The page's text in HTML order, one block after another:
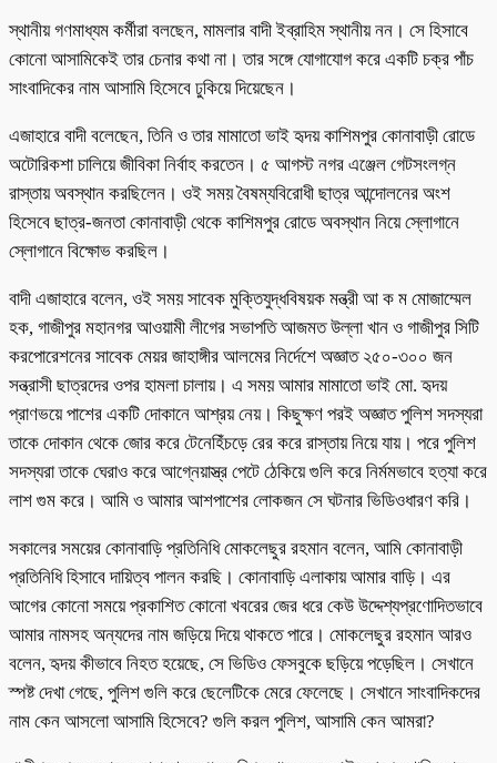
স্থানীয় গণমাধ্যম কর্মীরা বলছেন, মামলার বাদী ইব্রাহিম স্থানীয় নন। সে হিসাবে
কোনো আসামিকেই তার চেনার কথা না। তার সঙ্গে যোগাযোগ করে একটি চক্র পাঁচ
সাংবাদিকের নাম আসামি হিসেবে ঢুকিয়ে দিয়েছেন।
এজাহারে বাদী বলেছেন, তিনি ও তার মামাতো ভাই হৃদয় কাশিমপুর কোনাবাড়ী রোডে
অটোরিকশা চালিয়ে জীবিকা নির্বাহ করতেন। ৫ আগস্ট নগর এঞ্জেল গেটসংলগ্ন
রাস্তায় অবস্থান করছিলেন। ওই সময় বৈষম্যবিরোধী ছাত্র আন্দোলনের অংশ
হিসেবে ছাত্র-জনতা কোনাবাড়ী থেকে কাশিমপুর রোডে অবস্থান নিয়ে স্লোগানে
স্লোগানে বিক্ষোভ করছিল।
বাদী এজাহারে বলেন, ওই সময় সাবেক মুক্তিযুদ্ধবিষয়ক মন্ত্রী আ ক ম মোজাম্মেল
হক, গাজীপুর মহানগর আওয়ামী লীগের সভাপতি আজমত উল্লা খান ও গাজীপুর সিটি
করপোরেশনের সাবেক মেয়র জাহাঙ্গীর আলমের নির্দেশে অজ্ঞাত ২৫০-৩০০ জন
সন্ত্রাসী ছাত্রদের ওপর হামলা চালায়। এ সময় আমার মামাতো ভাই মো. হৃদয়
প্রাণভয়ে পাশের একটি দোকানে আশ্রয় নেয়। কিছুক্ষণ পরই অজ্ঞাত পুলিশ সদস্যরা
তাকে দোকান থেকে জোর করে টেনেহিঁচড়ে রের করে রাস্তায় নিয়ে যায়। পরে পুলিশ
সদস্যরা তাকে ঘেরাও করে আগ্নেয়াস্ত্র পেটে ঠেকিয়ে গুলি করে নির্মমভাবে হত্যা করে
লাশ গুম করে। আমি ও আমার আশপাশের লোকজন সে ঘটনার ভিডিওধারণ করি।
সকালের সময়ের কোনাবাড়ি প্রতিনিধি মোকলেছুর রহমান বলেন, আমি কোনাবাড়ী
প্রতিনিধি হিসাবে দায়িত্ব পালন করছি। কোনাবাড়ি এলাকায় আমার বাড়ি। এর
আগের কোনো সময়ে প্রকাশিত কোনো খবরের জের ধরে কেউ উদ্দেশ্যপ্রণোদিতভাবে
আমার নামসহ অন্যদের নাম জড়িয়ে দিয়ে থাকতে পারে। মোকলেছুর রহমান আরও
বলেন, হৃদয় কীভাবে নিহত হয়েছে, সে ভিডিও ফেসবুকে ছড়িয়ে পড়েছিল। সেখানে
স্পষ্ট দেখা গেছে, পুলিশ গুলি করে ছেলেটিকে মেরে ফেলেছে। সেখানে সাংবাদিকদের
নাম কেন আসলো আসামি হিসেবে? গুলি করল পুলিশ, আসামি কেন আমরা?